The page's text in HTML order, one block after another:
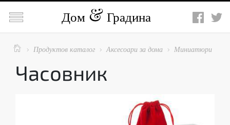
 Дом Градина
  Продуктов каталог  Аксесоари за дома  Миниатюри
Часовник